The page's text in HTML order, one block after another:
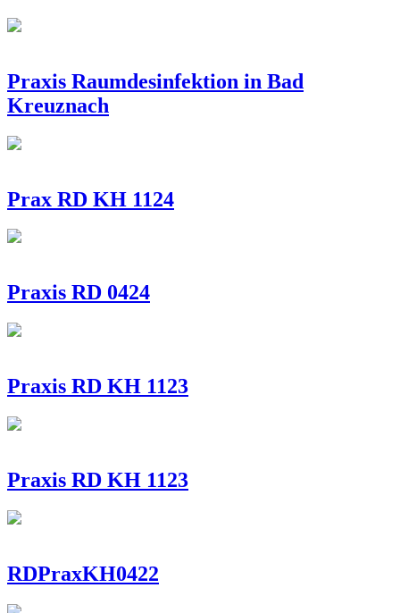
Praxis Raumdesinfektion in Bad
Kreuznach
Prax RD KH 1124
Praxis RD 0424
Praxis RD KH 1123
Praxis RD KH 1123
RDPraxKH0422